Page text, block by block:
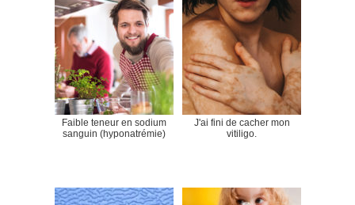
Faible teneur en sodium
sanguin (hyponatrémie)
J'ai fini de cacher mon
vitiligo.